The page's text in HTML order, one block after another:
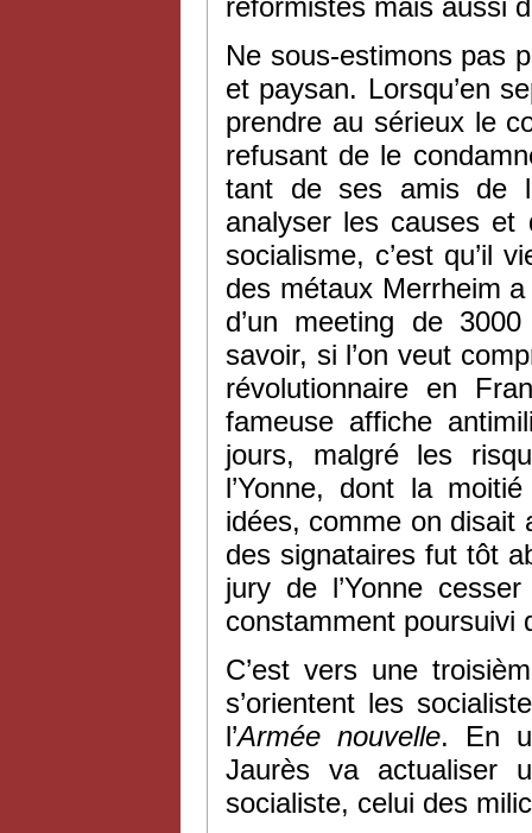
réformistes mais aussi
Ne sous-estimons pas
et paysan. Lorsqu’en
prendre au sérieux le
refusant de le
tant de ses amis de
analyser les causes et
socialisme, c’est qu’il
des métaux Merrheim
d’un meeting de
savoir, si l’on veut
révolutionnaire en
fameuse affiche
jours, malgré les
l’Yonne, dont la
idées, comme on disait
des signataires fut tôt
jury de l’Yonne
constamment poursuivi
C’est vers une
s’orientent les
l’Armée nouvelle. En
Jaurès va actualiser
socialiste, celui des